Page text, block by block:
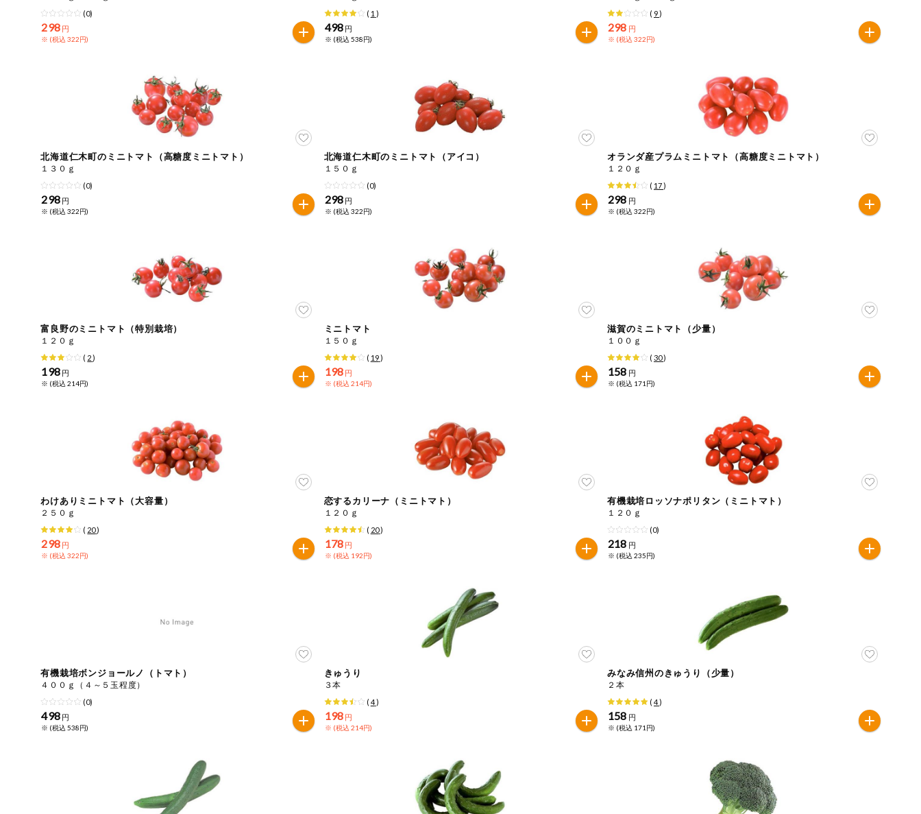
毎週自動お届け商品を確認する
いつでも注文（毎週企画）
専門ショップサイト
コープしがのサービス
アプリのダウンロード
PC版サイトを表示
飲料
ーパー
コスメ＆ボデ
ィケア
ベビー
先着限定企画
スマート・ワ
今週の新登場
よりどりでお
トク
アレルゲン情報は、商品企画時の情報のため、ご使用前には必ず商品パッケージの表示をご確認ください。
特定原材料に準ずるものは、お取引先から情報提供のあった範囲でのお知らせです。
(0)
298 円
※ (税込 322円)
( 1 )
498 円
※ (税込 538円)
( 9)
298 円
※ (税込 322円)
北海道仁木町のミニトマト（高糖度ミニトマト）
１３０ｇ
(0)
298 円
※ (税込 322円)
北海道仁木町のミニトマト（アイコ）
１５０ｇ
(0)
298 円
※ (税込 322円)
オランダ産プラムミニトマト（高糖度ミニトマト）
１２０ｇ
( 17)
298 円
※ (税込 322円)
富良野のミニトマト（特別栽培）
１２０ｇ
( 2)
198 円
※ (税込 214円)
ミニトマト
１５０ｇ
( 19)
198 円
※ (税込 214円)
滋賀のミニトマト（少量）
１００ｇ
(30)
158 円
※ (税込 171円)
わけありミニトマト（大容量）
２５０ｇ
( 20)
298 円
※ (税込 322円)
恋するカリーナ（ミニトマト）
１２０ｇ
( 20)
178 円
※ (税込 192円)
有機栽培ロッソナポリタン（ミニトマト）
１２０ｇ
(0)
218 円
※ (税込 235円)
有機栽培ボンジョールノ（トマト）
４００ｇ（４～５玉程度）
(0)
498 円
※ (税込 538円)
きゅうり
３本
( 4)
198 円
※ (税込 214円)
みなみ信州のきゅうり（少量）
２本
(4)
158 円
※ (税込 171円)